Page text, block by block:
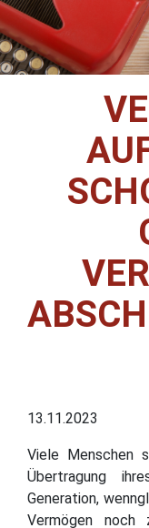
13.11.2023
Viele Menschen
Übertragung
Generation,
Vermögen noch